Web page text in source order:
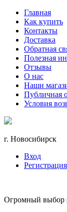
Главная
Как купить
Контакты
Доставка
Обратная
Полезная
Отзывы
О нас
Наши
Публичная
Условия
г. Новосибирск
Вход
Регистрация
Огромный выбор